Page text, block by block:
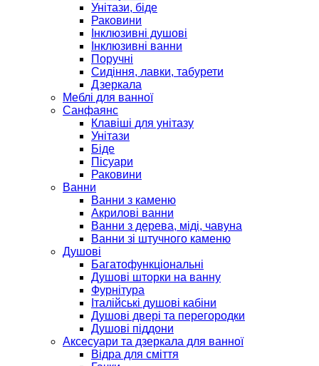
Унітази, біде
Раковини
Інклюзивні душові
Інклюзивні ванни
Поручні
Сидіння, лавки, табурети
Дзеркала
Меблі для ванної
Санфаянс
Клавіші для унітазу
Унітази
Біде
Пісуари
Раковини
Ванни
Ванни з каменю
Акрилові ванни
Ванни з дерева, міді, чавуна
Ванни зі штучного каменю
Душові
Багатофункціональні
Душові шторки на ванну
Фурнітура
Італійські душові кабіни
Душові двері та перегородки
Душові піддони
Аксесуари та дзеркала для ванної
Відра для сміття